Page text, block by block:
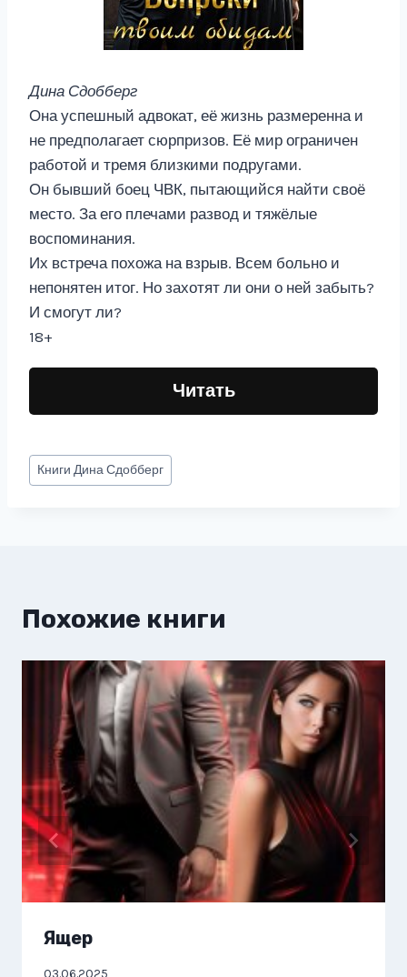
Дина Сдобберг
Она успешный адвокат, её жизнь размеренна и
не предполагает сюрпризов. Её мир ограничен
работой и тремя близкими подругами.
Он бывший боец ЧВК, пытающийся найти своё
место. За его плечами развод и тяжёлые
воспоминания.
Их встреча похожа на взрыв. Всем больно и
непонятен итог. Но захотят ли они о ней забыть?
И смогут ли?
18+
Читать
Метки
записи:
КнигиДина Сдобберг
Похожие книги
Ящер
03.06.2025